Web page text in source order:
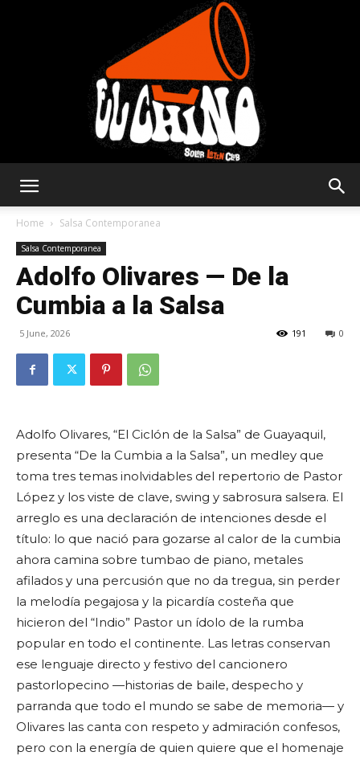
Latin
Home Salsa Contemporanea
Salsa Contemporanea
Adolfo Olivares — De la
Cumbia a la Salsa
5 June, 2026 0
191
Adolfo Olivares, “El Ciclón de la Salsa” de Guayaquil,
presenta “De la Cumbia a la Salsa”, un medley que
toma tres temas inolvidables del repertorio de Pastor
López y los viste de clave, swing y sabrosura salsera. El
arreglo es una declaración de intenciones desde el
título: lo que nació para gozarse al calor de la cumbia
ahora camina sobre tumbao de piano, metales
afilados y una percusión que no da tregua, sin perder
la melodía pegajosa y la picardía costeña que
hicieron del “Indio” Pastor un ídolo de la rumba
popular en todo el continente. Las letras conservan
ese lenguaje directo y festivo del cancionero
pastorlopecino —historias de baile, despecho y
parranda que todo el mundo se sabe de memoria— y
Olivares las canta con respeto y admiración confesos,
pero con la energía de quien quiere que el homenaje